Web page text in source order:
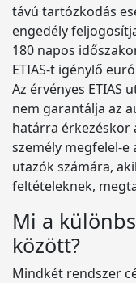
távú tartózkodás
engedély
180 napos
ETIAS-t igénylő
Az érvényes ETIAS
nem garantálja az
határra érkezéskor
személy megfelel-e
utazók számára,
feltételeknek,
Mi a
között?
Mindkét rendszer